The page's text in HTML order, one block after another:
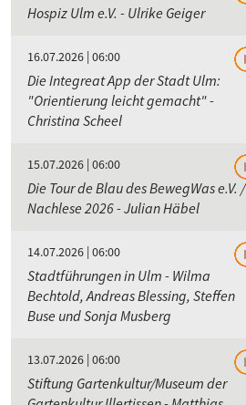
Hospiz Ulm e.V. - Ulrike Geiger
16.07.2026 | 06:00
Die Integreat App der Stadt Ulm:
"Orientierung leicht gemacht" -
Christina Scheel
15.07.2026 | 06:00
Die Tour de Blau des BewegWas e.V. /
Nachlese 2026 - Julian Häbel
14.07.2026 | 06:00
Stadtführungen in Ulm - Wilma
Bechtold, Andreas Blessing, Steffen
Buse und Sonja Musberg
13.07.2026 | 06:00
Stiftung Gartenkultur/Museum der